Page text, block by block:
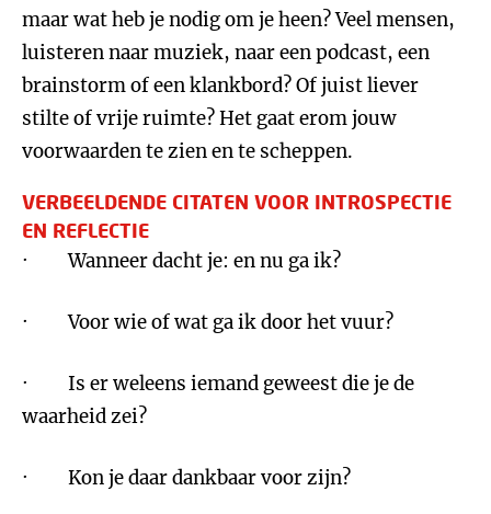
maar wat heb je nodig om je heen? Veel mensen,
luisteren naar muziek, naar een podcast, een
brainstorm of een klankbord? Of juist liever
stilte of vrije ruimte? Het gaat erom jouw
voorwaarden te zien en te scheppen.
VERBEELDENDE CITATEN VOOR INTROSPECTIE
EN REFLECTIE
· Wanneer dacht je: en nu ga ik?
· Voor wie of wat ga ik door het vuur?
· Is er weleens iemand geweest die je de
waarheid zei?
· Kon je daar dankbaar voor zijn?